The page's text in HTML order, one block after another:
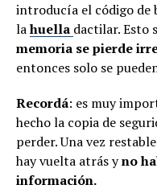
introducía el código de
lahuella dactilar. Esto
memoria se pierde
entonces solo se
Recordá: es muy
hecho la copia de
perder. Una vez
hay vuelta atrás yno
información.